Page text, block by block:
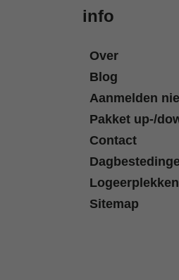
info
Over
Blog
Aanmelden
Pakket up-/
Contact
Sitemap